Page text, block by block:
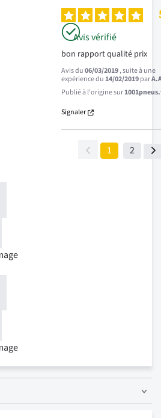
Avis vérifié
bon rapport qualité prix
Avis du06/03/2019, suite à une
expérience du14/02/2019par
Publié à l'origine sur
Signaler
1 2